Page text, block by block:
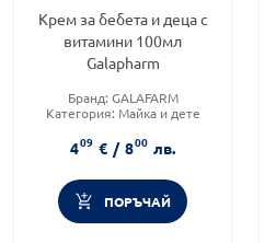
Крем за бебета и деца с
витамини 100мл
Galapharm
Бранд: GALAFARM
Категория: Майка и дете
409 € / 800 лв.
ПОРЪЧАЙ